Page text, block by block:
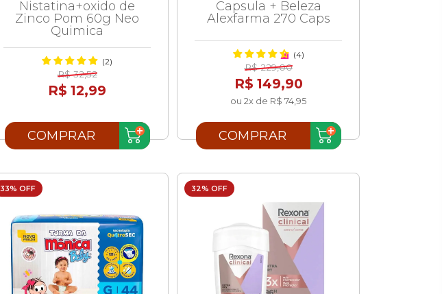
Nistatina+oxido de
Zinco Pom 60g Neo
Quimica
(2)
R$ 32,52
R$ 12,99
COMPRAR
Capsula + Beleza
Alexfarma 270 Caps
(4)
R$ 229,00
R$ 149,90
ou 2x de R$ 74,95
COMPRAR
33% OFF 32% OFF